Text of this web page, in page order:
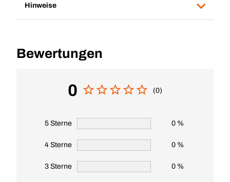
Hinweise
Bewertungen
0 (0)
5 Sterne 0 %
4 Sterne 0 %
3 Sterne 0 %